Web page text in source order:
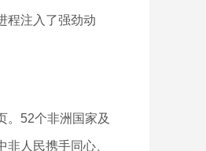
程注入了强劲动
52个非洲国家及
人民携手同心、